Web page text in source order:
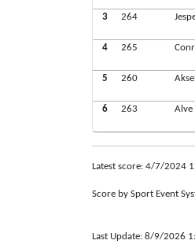
3
264
4
265
5
260
6
263
Alve
Latest score: 4/7/2024
Score by Sport Event
Last Update: 8/9/2026